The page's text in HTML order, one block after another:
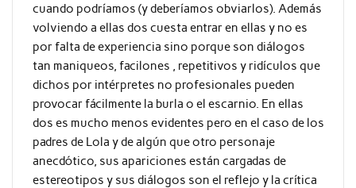
cuando podríamos (y deberíamos obviarlos). Además
volviendo a ellas dos cuesta entrar en ellas y no es
por falta de experiencia sino porque son diálogos
tan maniqueos, facilones , repetitivos y ridículos que
dichos por intérpretes no profesionales pueden
provocar fácilmente la burla o el escarnio. En ellas
dos es mucho menos evidentes pero en el caso de los
padres de Lola y de algún que otro personaje
anecdótico, sus apariciones están cargadas de
estereotipos y sus diálogos son el reflejo y la crítica